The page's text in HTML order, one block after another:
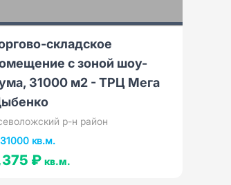
складское
с зоной шоу-
31000 м2 - ТРЦ Мега
р-н район
31000 кв.м.
₽ кв.м.